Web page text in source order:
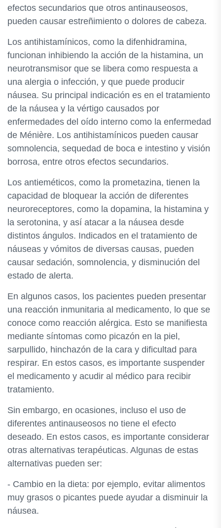
efectos secundarios que otros antinauseosos,
pueden causar estreñimiento o dolores de cabeza.
Los antihistamínicos, como la difenhidramina,
funcionan inhibiendo la acción de la histamina, un
neurotransmisor que se libera como respuesta a
una alergia o infección, y que puede producir
náusea. Su principal indicación es en el tratamiento
de la náusea y la vértigo causados por
enfermedades del oído interno como la enfermedad
de Ménière. Los antihistamínicos pueden causar
somnolencia, sequedad de boca e intestino y visión
borrosa, entre otros efectos secundarios.
Los antieméticos, como la prometazina, tienen la
capacidad de bloquear la acción de diferentes
neuroreceptores, como la dopamina, la histamina y
la serotonina, y así atacar a la náusea desde
distintos ángulos. Indicados en el tratamiento de
náuseas y vómitos de diversas causas, pueden
causar sedación, somnolencia, y disminución del
estado de alerta.
En algunos casos, los pacientes pueden presentar
una reacción inmunitaria al medicamento, lo que se
conoce como reacción alérgica. Esto se manifiesta
mediante síntomas como picazón en la piel,
sarpullido, hinchazón de la cara y dificultad para
respirar. En estos casos, es importante suspender
el medicamento y acudir al médico para recibir
tratamiento.
Sin embargo, en ocasiones, incluso el uso de
diferentes antinauseosos no tiene el efecto
deseado. En estos casos, es importante considerar
otras alternativas terapéuticas. Algunas de estas
alternativas pueden ser:
- Cambio en la dieta: por ejemplo, evitar alimentos
muy grasos o picantes puede ayudar a disminuir la
náusea.